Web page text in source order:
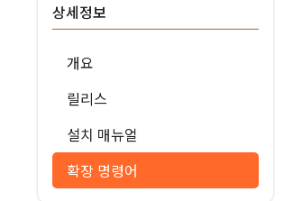
상세정보
개요
릴리스
설치 매뉴얼
확장 명령어